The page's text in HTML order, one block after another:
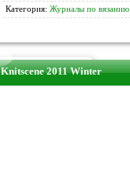
Категория: Журналы по вязанию
Knitscene 2011 Winter